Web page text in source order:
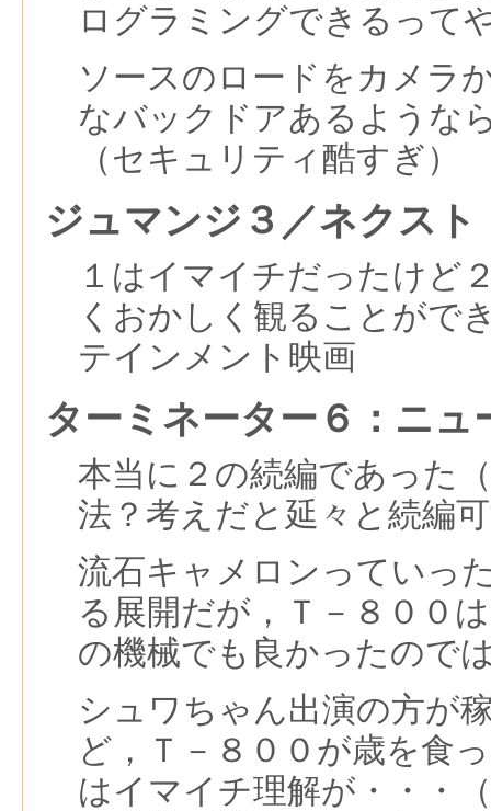
ログラミングできるって
ソースのロードをカメラ
なバックドアあるような
（セキュリティ酷すぎ）
ジュマンジ３／ネクスト
１はイマイチだったけど
くおかしく観ることがで
テインメント映画
ターミネーター６：ニュ
本当に２の続編であった
法？考えだと延々と続編
流石キャメロンっていっ
る展開だが，Ｔ－８００
の機械でも良かったので
シュワちゃん出演の方が
ど，Ｔ－８００が歳を食
はイマイチ理解が・・・